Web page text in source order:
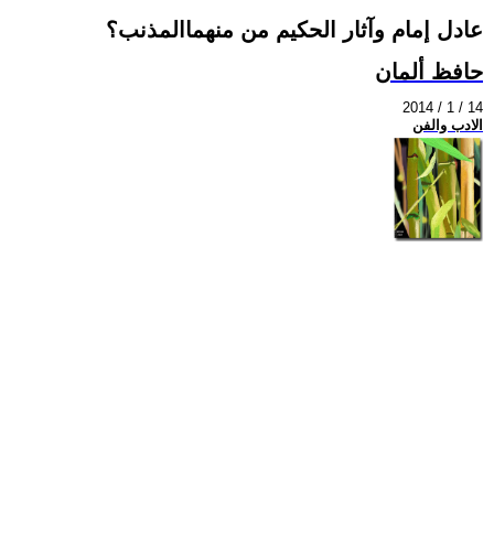
عادل إمام وآثار الحكيم من منهماالمذنب؟
حافظ ألمان
2014 / 1 / 14
الادب والفن